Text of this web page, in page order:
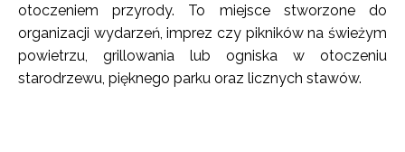
otoczeniem przyrody. To miejsce stworzone do
organizacji wydarzeń, imprez czy pikników na świeżym
powietrzu, grillowania lub ogniska w otoczeniu
starodrzewu, pięknego parku oraz licznych stawów.